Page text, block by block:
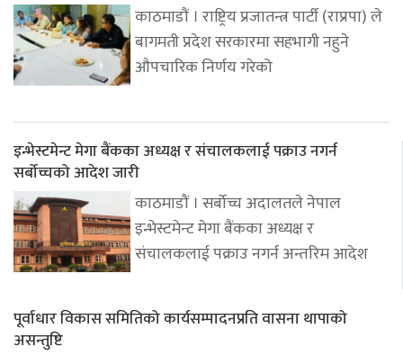
काठमाडौं । राष्ट्रिय प्रजातन्त्र पार्टी (राप्रपा) ले
बागमती प्रदेश सरकारमा सहभागी नहुने
औपचारिक निर्णय गरेको
इन्भेस्टमेन्ट मेगा बैंकका अध्यक्ष र संचालकलाई पक्राउ नगर्न
सर्बोच्चको आदेश जारी
काठमाडौं । सर्बोच्च अदालतले नेपाल
इन्भेस्टमेन्ट मेगा बैंकका अध्यक्ष र
संचालकलाई पक्राउ नगर्न अन्तरिम आदेश
पूर्वाधार विकास समितिको कार्यसम्पादनप्रति वासना थापाको
असन्तुष्टि